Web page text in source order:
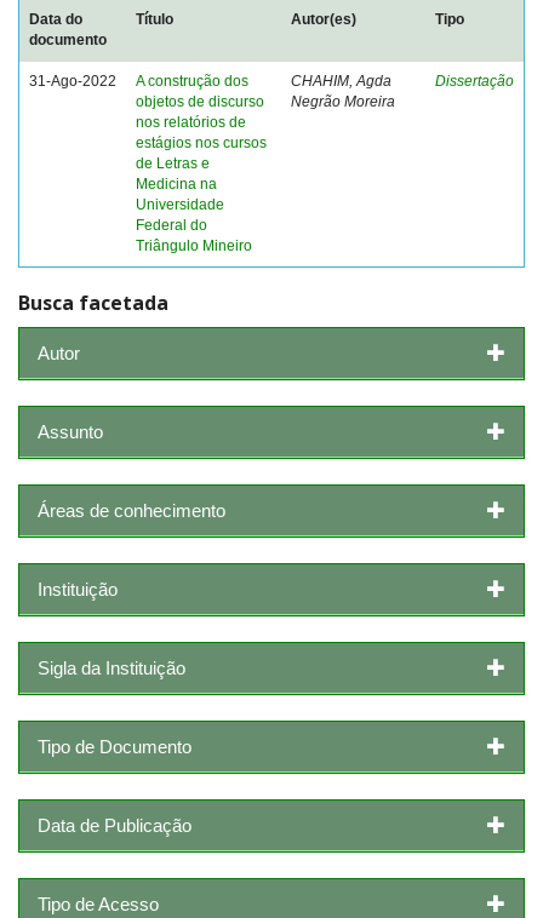
Data do
documento
Título Autor(es) Tipo
31-Ago-2022
A construção dos
objetos de discurso
nos relatórios de
estágios nos cursos
de Letras e
Medicina na
Universidade
Federal do
Triângulo Mineiro
CHAHIM, Agda
Negrão Moreira
Dissertação
Busca facetada
Autor
Assunto
Áreas de conhecimento
Instituição
Sigla da Instituição
Tipo de Documento
Data de Publicação
Tipo de Acesso